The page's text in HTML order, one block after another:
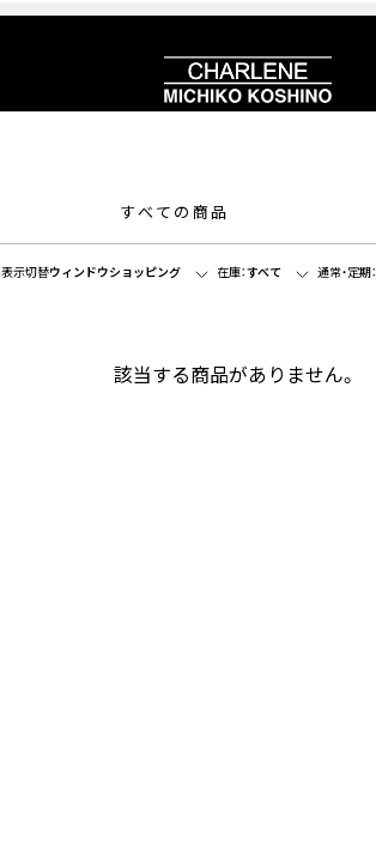
すべての商品
表示切替ウィンドウショッピング 在庫：すべて 通常・定期：
該当する商品がありません。